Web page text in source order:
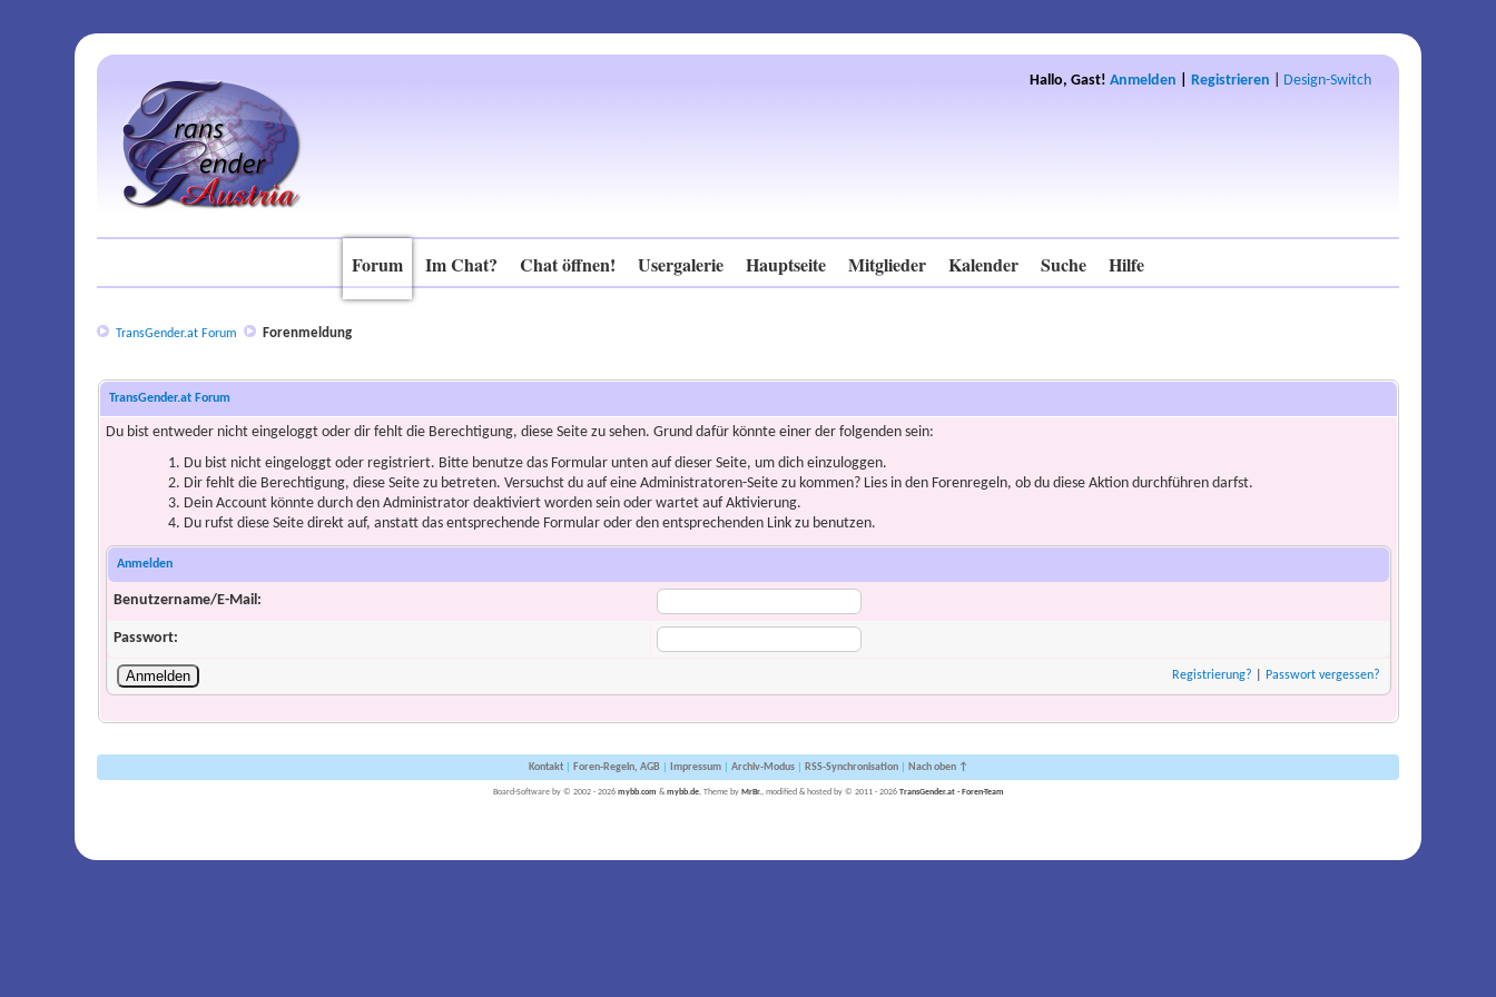
Hallo, Gast! Anmelden Registrieren Design-Switch
Forum Im Chat? Chat öffnen! Usergalerie Hauptseite Mitglieder Kalender Suche Hilfe
TransGender.at Forum Forenmeldung
TransGender.at Forum
Du bist entweder nicht eingeloggt oder dir fehlt die Berechtigung, diese Seite zu sehen. Grund dafür könnte einer der folgenden sein:
Du bist nicht eingeloggt oder registriert. Bitte benutze das Formular unten auf dieser Seite, um dich einzuloggen.
Dir fehlt die Berechtigung, diese Seite zu betreten. Versuchst du auf eine Administratoren-Seite zu kommen? Lies in den Forenregeln, ob du diese Aktion durchführen darfst.
Dein Account könnte durch den Administrator deaktiviert worden sein oder wartet auf Aktivierung.
Du rufst diese Seite direkt auf, anstatt das entsprechende Formular oder den entsprechenden Link zu benutzen.
Anmelden
Benutzername/E-Mail:
Passwort:
Registrierung? Passwort vergessen?
Kontakt| Foren-Regeln, AGB| Impressum| Archiv-Modus| RSS-Synchronisation| Nach oben ↑
Board-Software by © 2002 - 2026 mybb.com & mybb.de, Theme by MrBr., modified & hosted by © 2011 - 2026 TransGender.at - Foren-Team